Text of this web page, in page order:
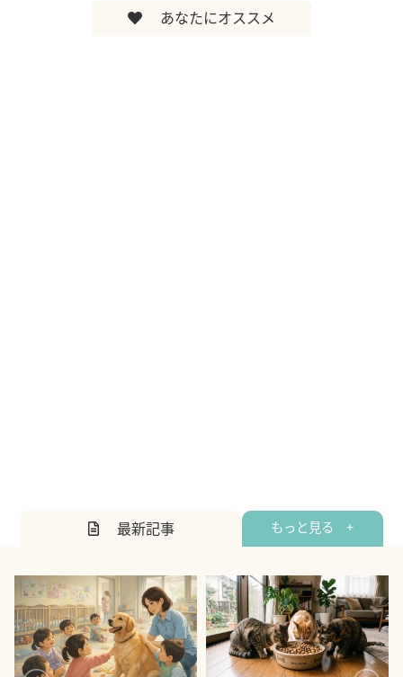
あなたにオススメ
最新記事 もっと見る +